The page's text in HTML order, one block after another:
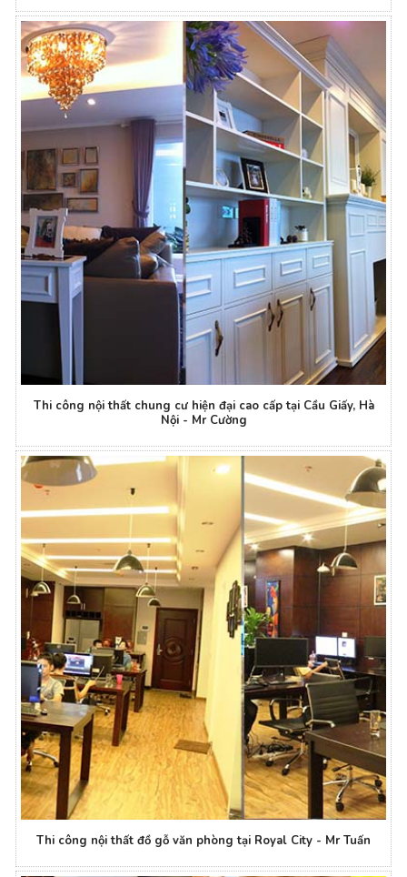
Thi công nội thất chung cư hiện đại cao cấp tại Cầu Giấy, Hà
Nội - Mr Cường
Thi công nội thất đồ gỗ văn phòng tại Royal City - Mr Tuấn